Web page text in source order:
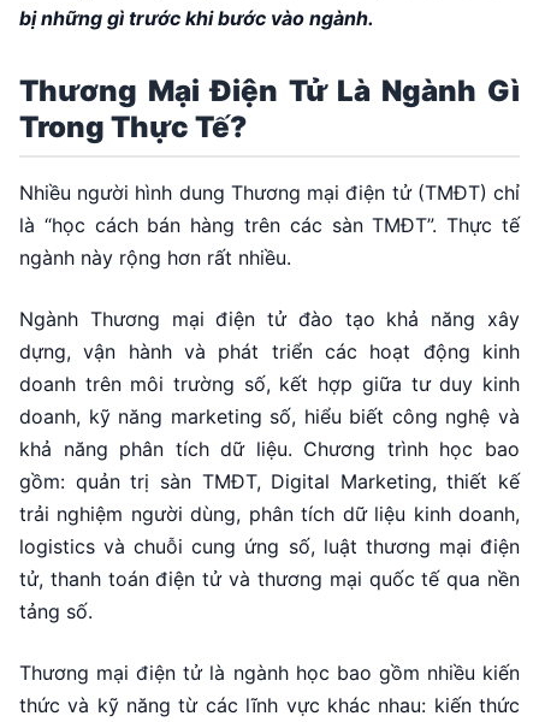
bị những gì trước khi bước vào ngành.
Thương Mại Điện Tử Là Ngành Gì
Trong Thực Tế?
Nhiều người hình dung Thương mại điện tử (TMĐT) chỉ
là “học cách bán hàng trên các sàn TMĐT”. Thực tế
ngành này rộng hơn rất nhiều.
Ngành Thương mại điện tử đào tạo khả năng xây
dựng, vận hành và phát triển các hoạt động kinh
doanh trên môi trường số, kết hợp giữa tư duy kinh
doanh, kỹ năng marketing số, hiểu biết công nghệ và
khả năng phân tích dữ liệu. Chương trình học bao
gồm: quản trị sàn TMĐT, Digital Marketing, thiết kế
trải nghiệm người dùng, phân tích dữ liệu kinh doanh,
logistics và chuỗi cung ứng số, luật thương mại điện
tử, thanh toán điện tử và thương mại quốc tế qua nền
tảng số.
Thương mại điện tử là ngành học bao gồm nhiều kiến
thức và kỹ năng từ các lĩnh vực khác nhau: kiến thức